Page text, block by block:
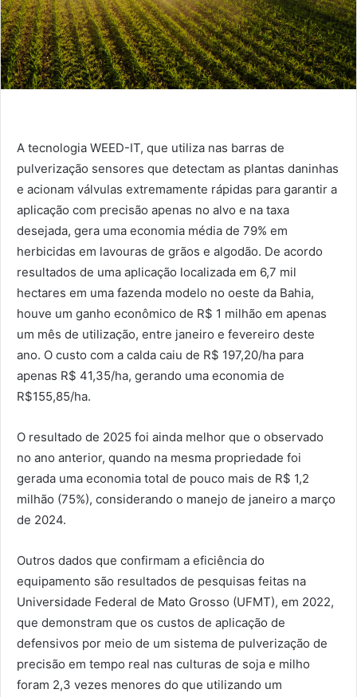
A tecnologia WEED-IT, que utiliza nas barras de
pulverização sensores que detectam as plantas daninhas
e acionam válvulas extremamente rápidas para garantir a
aplicação com precisão apenas no alvo e na taxa
desejada, gera uma economia média de 79% em
herbicidas em lavouras de grãos e algodão. De acordo
resultados de uma aplicação localizada em 6,7 mil
hectares em uma fazenda modelo no oeste da Bahia,
houve um ganho econômico de R$ 1 milhão em apenas
um mês de utilização, entre janeiro e fevereiro deste
ano. O custo com a calda caiu de R$ 197,20/ha para
apenas R$ 41,35/ha, gerando uma economia de
R$155,85/ha.
O resultado de 2025 foi ainda melhor que o observado
no ano anterior, quando na mesma propriedade foi
gerada uma economia total de pouco mais de R$ 1,2
milhão (75%), considerando o manejo de janeiro a março
de 2024.
Outros dados que confirmam a eficiência do
equipamento são resultados de pesquisas feitas na
Universidade Federal de Mato Grosso (UFMT), em 2022,
que demonstram que os custos de aplicação de
defensivos por meio de um sistema de pulverização de
precisão em tempo real nas culturas de soja e milho
foram 2,3 vezes menores do que utilizando um